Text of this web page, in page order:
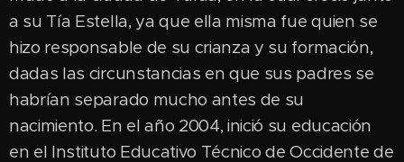
a su Tía Estella, ya que ella misma fue quien se
hizo responsable de su crianza y su formación,
dadas las circunstancias en que sus padres se
habrían separado mucho antes de su
nacimiento. En el año 2004, inició su educación
en el Instituto Educativo Técnico de Occidente de